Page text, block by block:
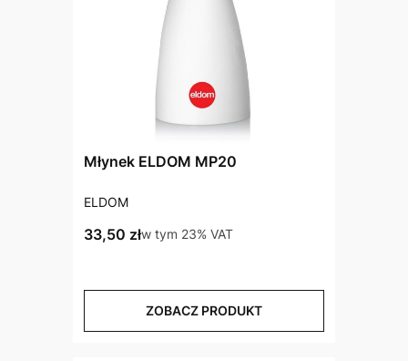
Młynek ELDOM MP20
PRODUCENT
ELDOM
Cena brutto
33,50 złw tym %s VAT
w tym 23% VAT
ZOBACZ PRODUKT